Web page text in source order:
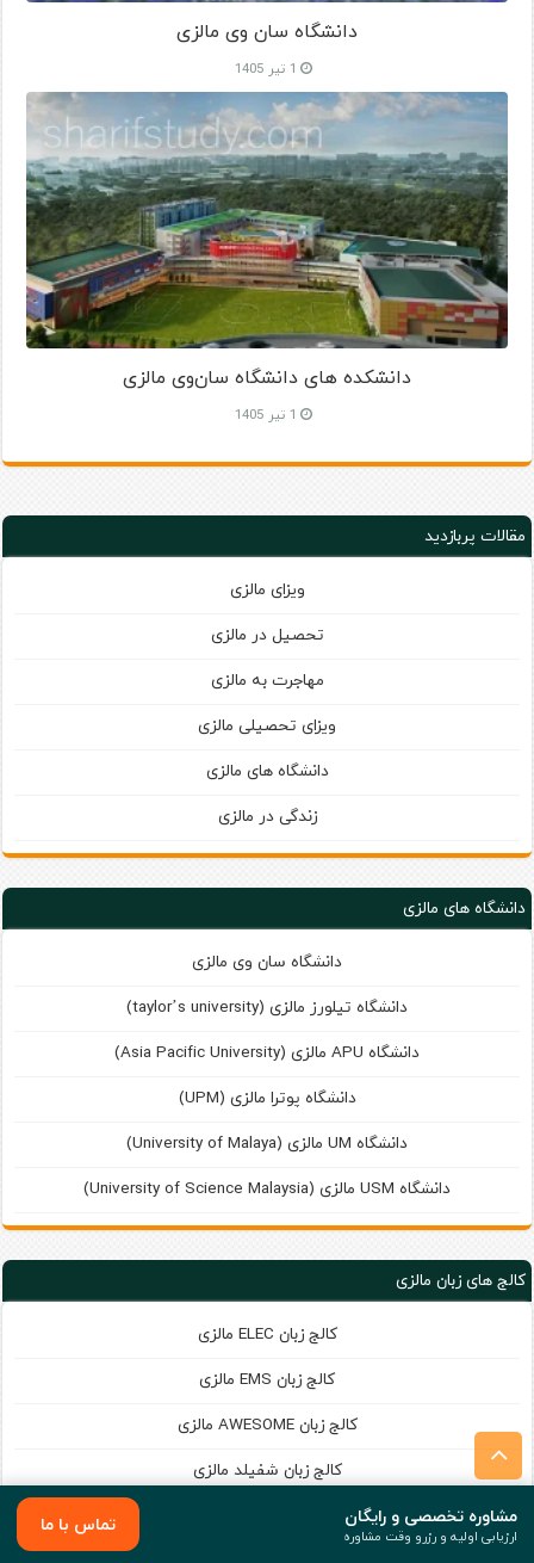
مشاوره تخصصی و رایگان
ارزیابی اولیه و رزرو وقت مشاوره تماس با ما
دانشگاه سان وی مالزی
1 تیر 1405
دانشکده‌ های دانشگاه سان‌وی مالزی
1 تیر 1405
مقالات پربازدید
ویزای مالزی
تحصیل در مالزی
مهاجرت به مالزی
ویزای تحصیلی مالزی
دانشگاه های مالزی
زندگی در مالزی
دانشگاه های مالزی
دانشگاه سان وی مالزی
دانشگاه تیلورز مالزی (taylor’s university)
دانشگاه APU مالزی (Asia Pacific University)
دانشگاه پوترا مالزی (UPM)
دانشگاه UM مالزی (University of Malaya)
دانشگاه USM مالزی (University of Science Malaysia)
کالج های زبان مالزی
کالج زبان ELEC مالزی
کالج زبان EMS مالزی
کالج زبان AWESOME مالزی
کالج زبان شفیلد مالزی